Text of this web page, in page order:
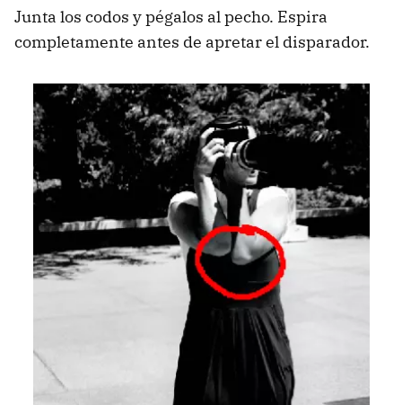
Junta los codos y pégalos al pecho. Espira
completamente antes de apretar el disparador.